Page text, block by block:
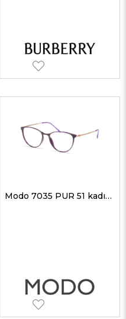
Modo 7035 PUR 51 kadın Optik Gözlükler